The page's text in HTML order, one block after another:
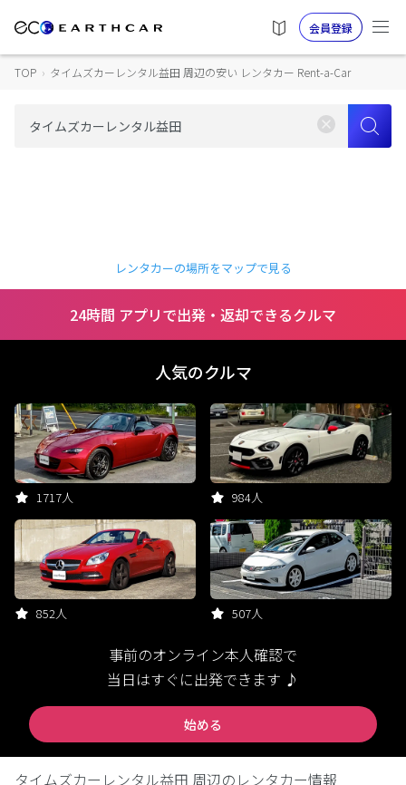
会員登録
TOP › タイムズカーレンタル益田 周辺の安い レンタカー Rent-a-Car
レンタカーの場所をマップで見る
24時間 アプリで出発・返却できるクルマ
人気のクルマ
1717人 984人
852人 507人
事前のオンライン本人確認で
当日はすぐに出発できます ♪
始める
タイムズカーレンタル益田 周辺のレンタカー情報